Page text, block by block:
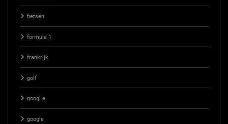
fietsen
formule 1
frankrijk
golf
googl e
google